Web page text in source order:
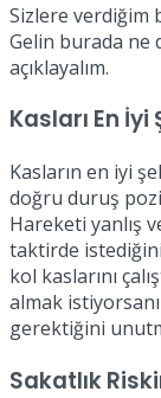
Sizlere verdiğim
Gelin burada ne
açıklayalım.
Kasları En İyi
Kasların en iyi
doğru duruş
Hareketi yanlış
taktirde
kol kaslarını
almak
gerektiğini
Sakatlık